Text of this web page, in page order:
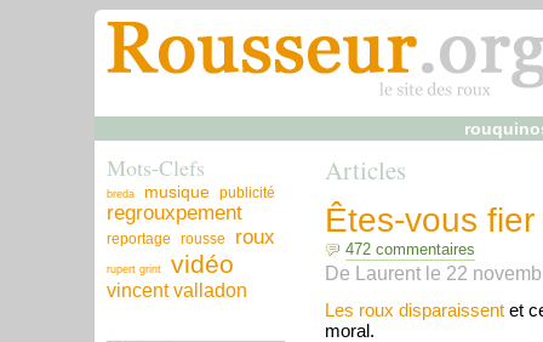
Mots-Clefs
breda musique publicité
regrouxpement
reportage rousse roux
rupert grint vidéo
vincent valladon
Articles
Êtes-vous fier
472 commentaires
De Laurentle 22
Les roux disparaissentet
moral.